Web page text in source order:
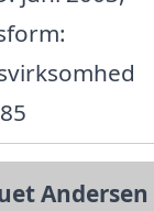
Andersen